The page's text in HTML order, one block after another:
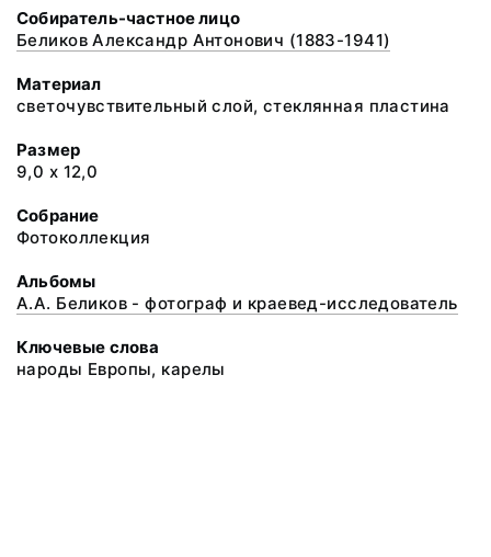
Собиратель-частное лицо
Беликов Александр Антонович (1883-1941)
Материал
светочувствительный слой, стеклянная пластина
Размер
9,0 х 12,0
Собрание
Фотоколлекция
Альбомы
А.А. Беликов - фотограф и краевед-исследователь
Ключевые слова
народы Европы, карелы